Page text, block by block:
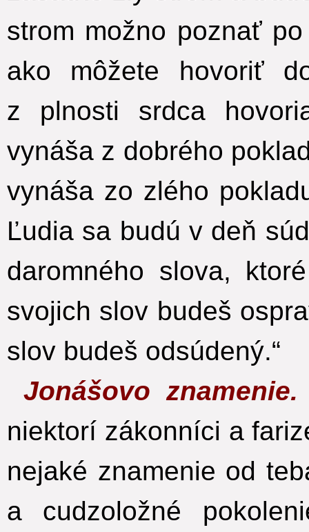
strom možno poznať
ako môžete hovoriť
z plnosti srdca
vynáša z dobrého
vynáša zo zlého
Ľudia sa budú v deň
daromného slova,
svojich slov budeš
slov budeš odsúdený.“
Jonášovo
niektorí zákonníci a
nejaké znamenie od
a cudzoložné